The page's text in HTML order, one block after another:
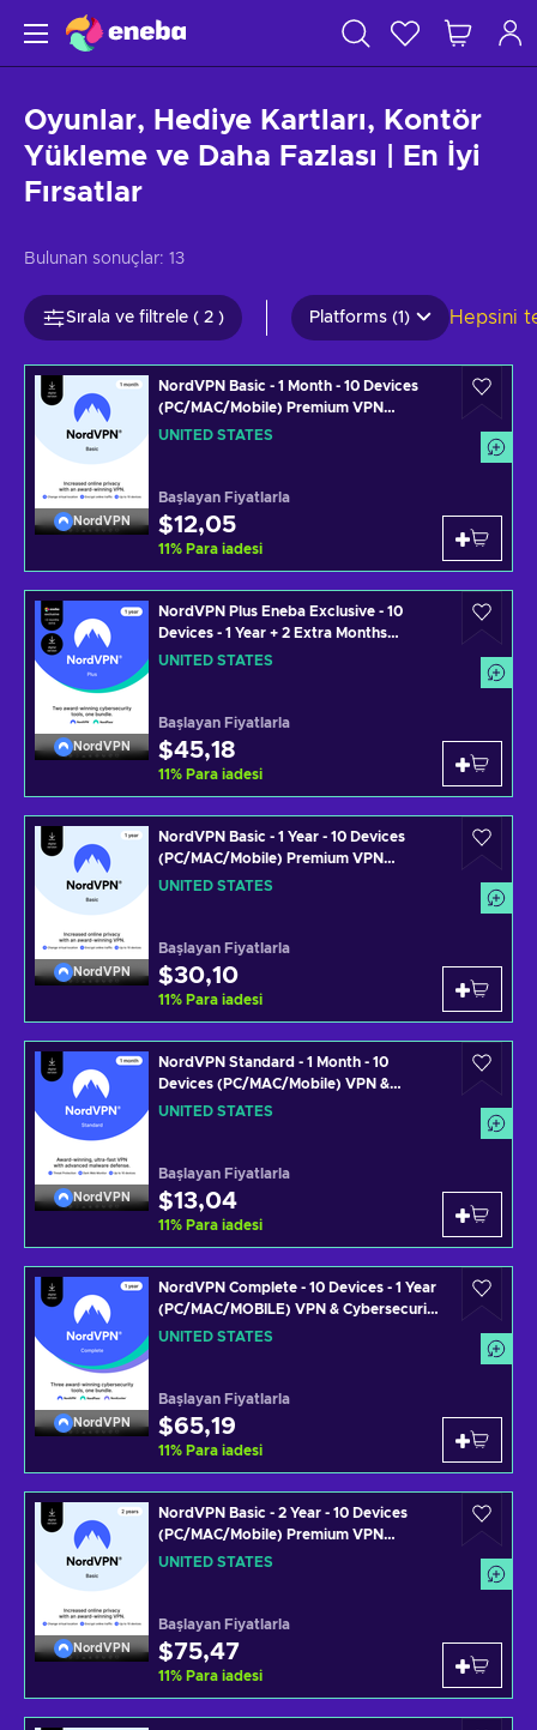
Oyunlar, Hediye Kartları, Kontör
Yükleme ve Daha Fazlası | En İyi
Fırsatlar
Bulunan sonuçlar: 13
Sırala ve filtrele ( 2 ) Platforms (1) Hepsini
NordVPN
NordVPN Basic - 1 Month - 10 Devices
(PC/MAC/Mobile) Premium VPN
Software Subscription Key UNITED
UNITED STATES
Başlayan Fiyatlarla
$12,05
11% Para iadesi
NordVPN
NordVPN Plus Eneba Exclusive - 10
Devices - 1 Year + 2 Extra Months
(PC/MAC/MOBILE) VPN & Cybersecurity
UNITED STATES
Başlayan Fiyatlarla
$45,18
11% Para iadesi
NordVPN
NordVPN Basic - 1 Year - 10 Devices
(PC/MAC/Mobile) Premium VPN
Software Subscription Key UNITED
UNITED STATES
Başlayan Fiyatlarla
$30,10
11% Para iadesi
NordVPN
NordVPN Standard - 1 Month - 10
Devices (PC/MAC/Mobile) VPN &
Cybersecurity Software Subscription
UNITED STATES
Başlayan Fiyatlarla
$13,04
11% Para iadesi
NordVPN
NordVPN Complete - 10 Devices - 1 Year
(PC/MAC/MOBILE) VPN & Cybersecurity
Software Subscription Key UNITED
UNITED STATES
Başlayan Fiyatlarla
$65,19
11% Para iadesi
NordVPN
NordVPN Basic - 2 Year - 10 Devices
(PC/MAC/Mobile) Premium VPN
Software Subscription Key UNITED
UNITED STATES
Başlayan Fiyatlarla
$75,47
11% Para iadesi